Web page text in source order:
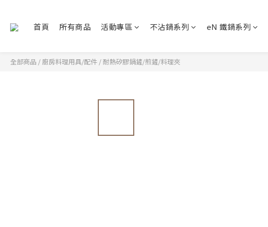
首頁 所有商品 活動專區 不沾鍋系列 eN 鐵鍋系列
全部商品 / 廚房料理用具/配件 /耐熱矽膠鍋鏟/煎鏟/料理夾